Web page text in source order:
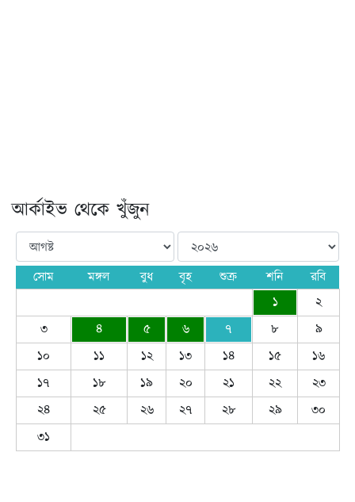
আর্কাইভ থেকে খুঁজুন
সোম মঙ্গল বুধ বৃহ শুক্র শনি
রবি
১
২
৩
৪ ৫ ৬ ৭ ৮
৯
১০
১১ ১২ ১৩ ১৪ ১৫
১৬
১৭
১৮ ১৯ ২০ ২১ ২২
২৩
২৪
২৫ ২৬ ২৭ ২৮ ২৯
৩০
৩১